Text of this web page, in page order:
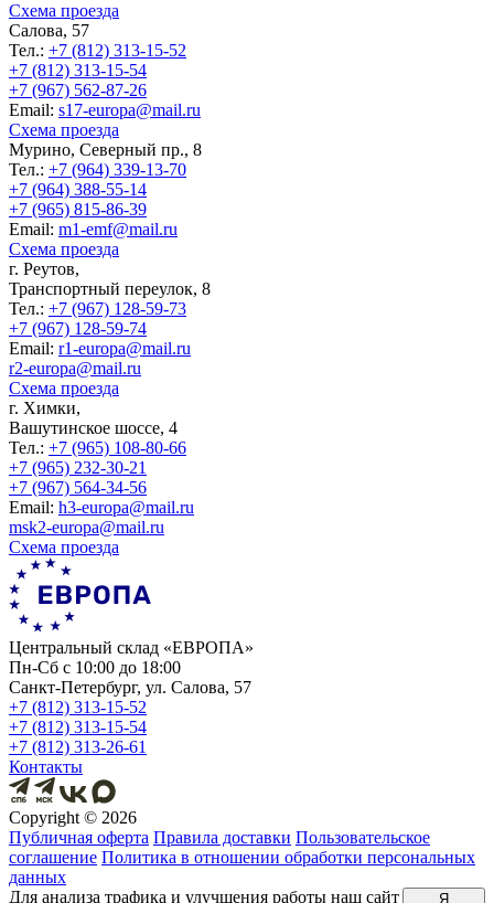
Схема проезда
Салова, 57
Тел.: +7 (812) 313-15-52
+7 (812) 313-15-54
+7 (967) 562-87-26
Еmail: s17-europa@mail.ru
Схема проезда
Мурино, Северный пр., 8
Тел.: +7 (964) 339-13-70
+7 (964) 388-55-14
+7 (965) 815-86-39
Еmail: m1-emf@mail.ru
Схема проезда
г. Реутов,
Транспортный переулок, 8
Тел.: +7 (967) 128-59-73
+7 (967) 128-59-74
Еmail: r1-europa@mail.ru
r2-europa@mail.ru
Схема проезда
г. Химки,
Вашутинское шоссе, 4
Тел.: +7 (965) 108-80-66
+7 (965) 232-30-21
+7 (967) 564-34-56
Еmail: h3-europa@mail.ru
msk2-europa@mail.ru
Схема проезда
Центральный склад «ЕВРОПА»
Пн-Сб с 10:00 до 18:00
Санкт-Петербург, ул. Салова, 57
+7 (812) 313-15-52
+7 (812) 313-15-54
+7 (812) 313-26-61
Контакты
Copyright © 2026
Публичная оферта Правила доставки Пользовательское
соглашение Политика в отношении обработки персональных
данных
Для анализа трафика и улучшения работы наш сайт
Я